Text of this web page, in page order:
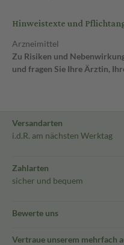
Hinweistexte und
Arzneimittel
Zu Risiken und
und fragen Sie Ihre Ärztin,
Versandarten
i.d.R. am nächsten Werktag
Zahlarten
sicher und bequem
Bewerte uns
Vertraue unserem mehrfach